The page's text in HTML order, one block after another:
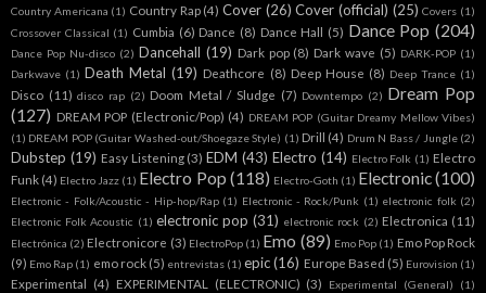
Country Americana (1) Country Rap (4) Cover (26) Cover (official) (25) Covers (1)
Crossover Classical (1) Cumbia (6) Dance (8) Dance Hall (5) Dance Pop (204)
Dance Pop Nu-disco (2) Dancehall (19) Dark pop (8) Dark wave (5) DARK-POP (1)
Darkwave (1) Death Metal (19) Deathcore (8) Deep House (8) Deep Trance (1)
Disco (11) disco rap (2) Doom Metal / Sludge (7) Downtempo (2) Dream Pop
(127) DREAM POP (Electronic/Pop) (4) DREAM POP (Guitar Dreamy Mellow Vibes)
(1) DREAM POP (Guitar Washed-out/Shoegaze Style) (1) Drill (4) Drum N Bass / Jungle (2)
Dubstep (19) Easy Listening (3) EDM (43) Electro (14) Electro Folk (1) Electro
Funk (4) Electro Jazz (1) Electro Pop (118) Electro-Goth (1) Electronic(100)
Electronic - Folk/Acoustic - Hip-hop/Rap (1) Electronic - Rock/Punk (1) electronic folk (2)
Electronic Folk Acoustic (1) electronic pop (31) electronic rock (2) Electronica (11)
Electrónica (2) Electronicore (3) ElectroPop (1) Emo (89) Emo Pop (1) Emo Pop Rock
(9) Emo Rap (1) emo rock (5) entrevistas (1) epic (16) Europe Based (5) Eurovision (1)
Experimental (4) EXPERIMENTAL (ELECTRONIC) (3) Experimental (General) (1)